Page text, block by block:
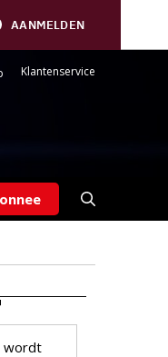
AANMELDEN
Klantenservice
wordt